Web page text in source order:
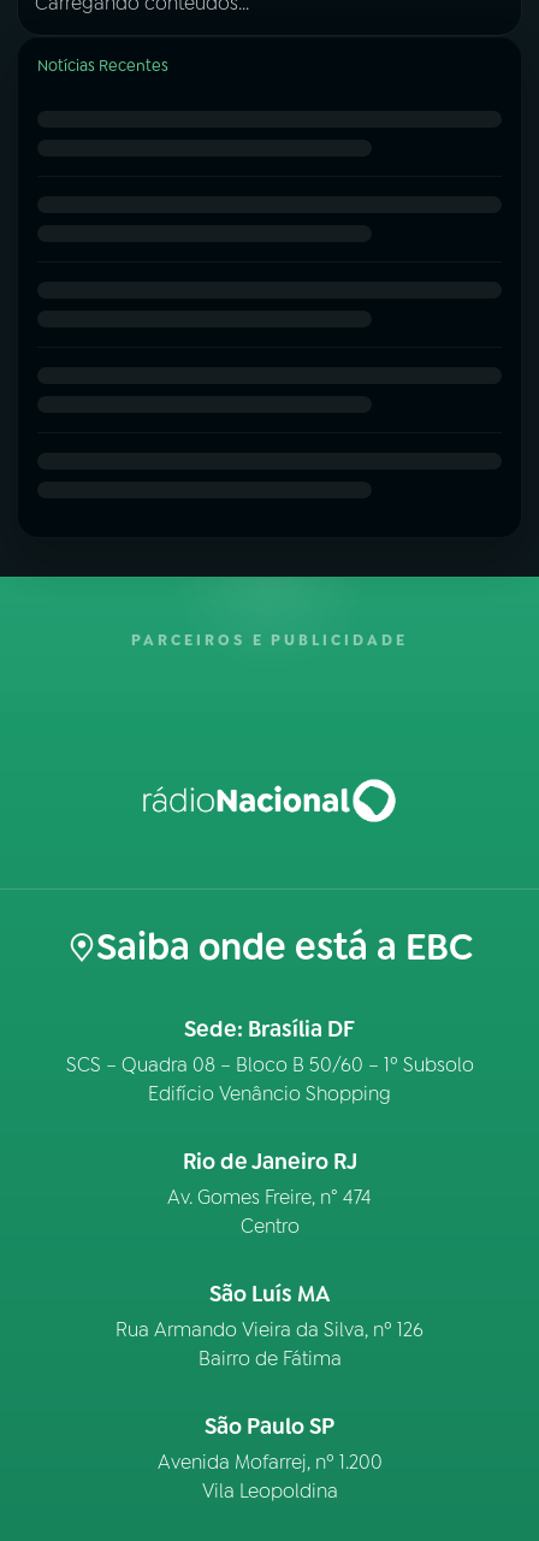
Notícias Recentes
PARCEIROS E PUBLICIDADE
Saiba onde está a EBC
Sede: Brasília DF
SCS – Quadra 08 – Bloco B 50/60 – 1º Subsolo
Edifício Venâncio Shopping
Rio de Janeiro RJ
Av. Gomes Freire, n° 474
Centro
São Luís MA
Rua Armando Vieira da Silva, nº 126
Bairro de Fátima
São Paulo SP
Avenida Mofarrej, nº 1.200
Vila Leopoldina